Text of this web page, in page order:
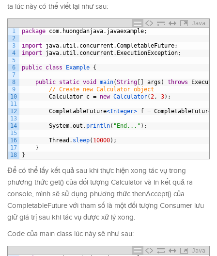
ta lúc này có thể viết lại như sau:
Java
1
2
3
4
5
6
7
8
9
10
11
12
13
14
15
16
17
18
package com. huongdanjava. javaexample;
import java. util . concurrent .CompletableFuture;
import
java. util . concurrent . ExecutionException;
public class Example {
public static void main(String [ ] args ) throws
// Create new Calculator object
Calculator c = new Calculator( 2 , 3) ;
CompletableFuture<Integer> f = CompletableFuture
System.out . println( "End..." ) ;
Thread . sleep( 10000) ;
}
}
Để có thể lấy kết quả sau khi thực hiện xong tác vụ trong
phương thức get() của đối tượng Calculator và in kết quả ra
console, mình sẽ sử dụng phương thức thenAccept() của
CompletableFuture với tham số là một đối tượng Consumer lưu
giữ giá trị sau khi tác vụ được xử lý xong.
Code của main class lúc này sẽ như sau:
Java